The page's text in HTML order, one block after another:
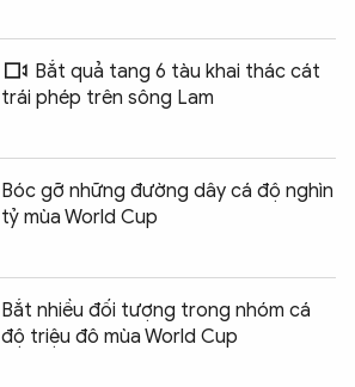
Bắt quả tang 6 tàu khai thác cát
trái phép trên sông Lam
Bóc gỡ những đường dây cá độ nghìn
tỷ mùa World Cup
Bắt nhiều đối tượng trong nhóm cá
độ triệu đô mùa World Cup